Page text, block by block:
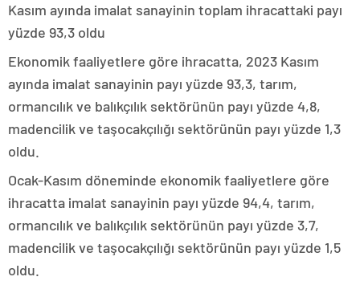
Kasım ayında imalat sanayinin toplam ihracattaki payı
yüzde 93,3 oldu
Ekonomik faaliyetlere göre ihracatta, 2023 Kasım
ayında imalat sanayinin payı yüzde 93,3, tarım,
ormancılık ve balıkçılık sektörünün payı yüzde 4,8,
madencilik ve taşocakçılığı sektörünün payı yüzde 1,3
oldu.
Ocak-Kasım döneminde ekonomik faaliyetlere göre
ihracatta imalat sanayinin payı yüzde 94,4, tarım,
ormancılık ve balıkçılık sektörünün payı yüzde 3,7,
madencilik ve taşocakçılığı sektörünün payı yüzde 1,5
oldu.